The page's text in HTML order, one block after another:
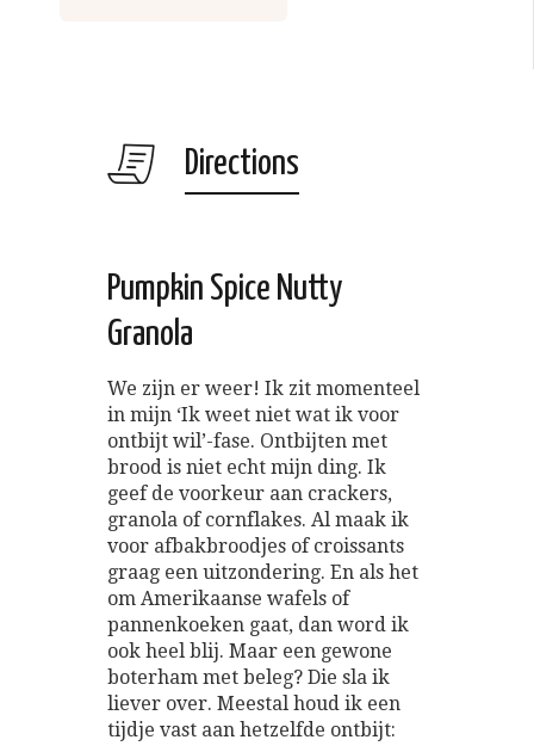
Directions
Pumpkin Spice Nutty
Granola
We zijn er weer! Ik zit momenteel
in mijn ‘Ik weet niet wat ik voor
ontbijt wil’-fase. Ontbijten met
brood is niet echt mijn ding. Ik
geef de voorkeur aan crackers,
granola of cornflakes. Al maak ik
voor afbakbroodjes of croissants
graag een uitzondering. En als het
om Amerikaanse wafels of
pannenkoeken gaat, dan word ik
ook heel blij. Maar een gewone
boterham met beleg? Die sla ik
liever over. Meestal houd ik een
tijdje vast aan hetzelfde ontbijt: